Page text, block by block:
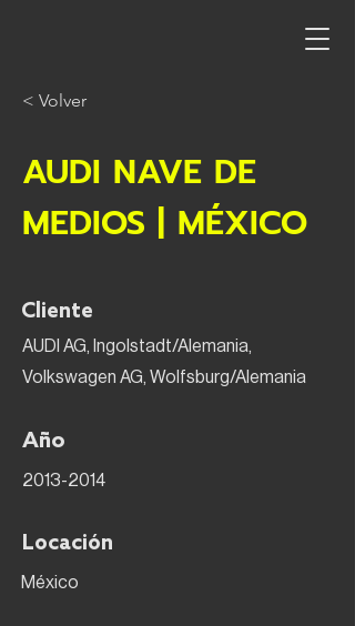
< Volver
AUDI NAVE DE
MEDIOS | MÉXICO
Cliente
AUDI AG, Ingolstadt/Alemania,
Volkswagen AG, Wolfsburg/Alemania
Año
2013-2014
Locación
México